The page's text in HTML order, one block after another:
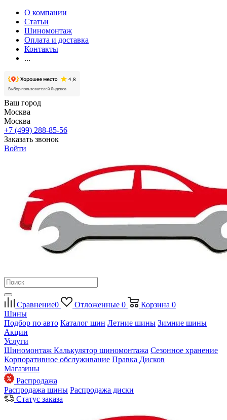
О компании
Статьи
Шиномонтаж
Оплата и доставка
Контакты
...
Ваш город
Москва
Москва
+7 (499) 288-85-56
Заказать звонок
Войти
Сравнение0 Отложенные 0 Корзина 0
Шины
Подбор по авто Каталог шин Летние шины Зимние шины
Акции
Услуги
Шиномонтаж Калькулятор шиномонтажа Сезонное хранение
Корпоративное обслуживание Правка Дисков
Магазины
Распродажа
Распродажа шины Распродажа диски
Статус заказа